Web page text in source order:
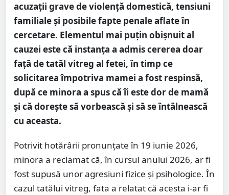
acuzații grave de violență domestică, tensiuni
familiale și posibile fapte penale aflate în
cercetare. Elementul mai puțin obișnuit al
cauzei este că instanța a admis cererea doar
față de tatăl vitreg al fetei, în timp ce
solicitarea împotriva mamei a fost respinsă,
după ce minora a spus că îi este dor de mamă
și că dorește să vorbească și să se întâlnească
cu aceasta.
Potrivit hotărârii pronunțate în 19 iunie 2026,
minora a reclamat că, în cursul anului 2026, ar fi
fost supusă unor agresiuni fizice și psihologice. În
cazul tatălui vitreg, fata a relatat că acesta i-ar fi